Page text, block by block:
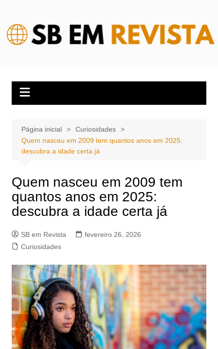
conteúdo
Página inicial
Curiosidades
Quem nasceu em 2009 tem quantos anos em 2025:
descubra a idade certa já
Quem nasceu em 2009 tem
quantos anos em 2025:
descubra a idade certa já
SB em Revista
fevereiro 26, 2026
Curiosidades